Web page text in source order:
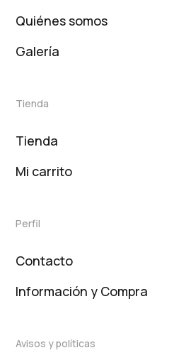
Quiénes somos
Galería
Tienda
Tienda
Mi carrito
Perfil
Contacto
Información y Compra
Avisos y políticas